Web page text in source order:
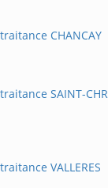
CHANCAY
SAINT-
VALLERES